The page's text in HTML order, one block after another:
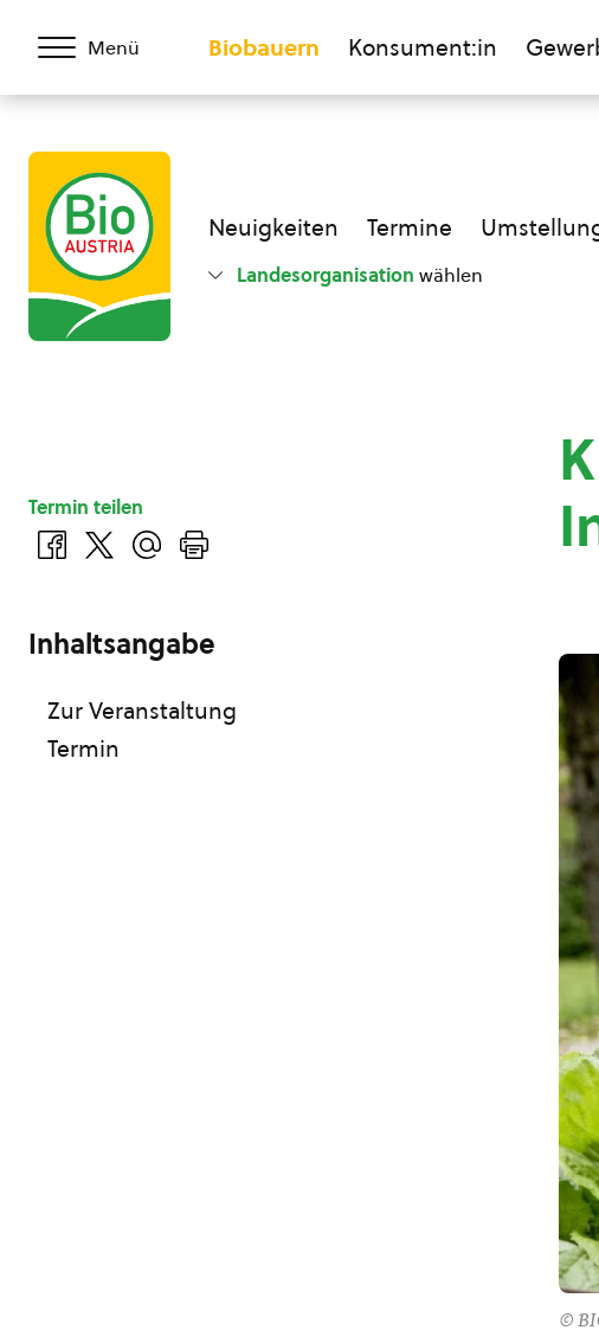
Menü Biobauern Konsument:in
Neuigkeiten Termine
Landesorganisation wählen
©
Termin teilen
Inhaltsangabe
Zur Veranstaltung
Termin